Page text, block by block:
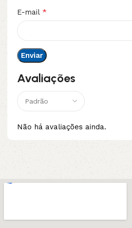
Avaliações
Não há avaliações ainda.
E-mail *